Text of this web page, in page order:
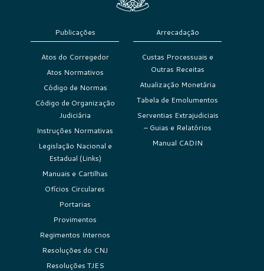
Publicações
Atos do Corregedor
Atos Normativos
Código de Normas
Código de Organização
Judiciária
Instruções Normativas
Legislação Nacional e
Estadual (Links)
Manuais e Cartilhas
Ofícios Circulares
Portarias
Provimentos
Regimentos Internos
Resoluções do CNJ
Resoluções TJES
Arrecadação
Custas Processuais e
Outras Receitas
Atualização Monetária
Tabela de Emolumentos
Serventias Extrajudiciais
– Guias e Relatórios
Manual CADIN